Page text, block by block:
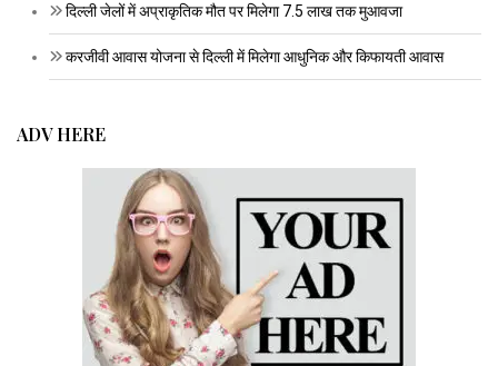
दिल्ली जेलों में अप्राकृतिक मौत पर मिलेगा 7.5 लाख तक मुआवजा
करजीवी आवास योजना से दिल्ली में मिलेगा आधुनिक और किफायती आवास
ADV HERE